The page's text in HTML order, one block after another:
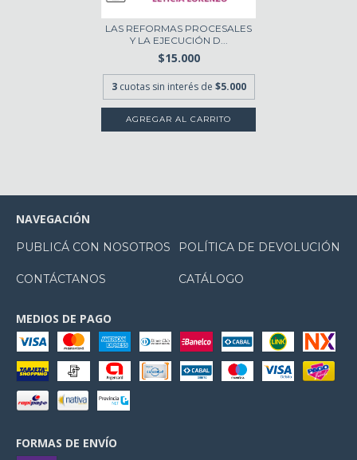
LAS REFORMAS PROCESALES
Y LA EJECUCIÓN D...
$15.000
3 cuotas sin interés de $5.000
NAVEGACIÓN
PUBLICÁ CON NOSOTROS POLÍTICA DE DEVOLUCIÓN
CONTÁCTANOS CATÁLOGO
MEDIOS DE PAGO
FORMAS DE ENVÍO